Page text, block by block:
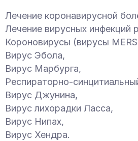
Лечение коронавирусной
Лечение вирусных инфекций
Короновирусы (вирусы MERS
Вирус Эбола,
Вирус Марбурга,
Респираторно-
Вирус Джунина,
Вирус лихорадки Ласса,
Вирус Нипах,
Вирус Хендра.